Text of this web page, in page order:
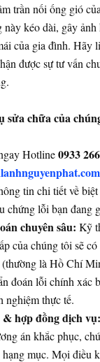
trần nối ống gió
kéo dài, gây
của gia đình. Hãy
được sự tư vấn
chữa của
Hotline0933
tin chi tiết về
chứng lỗi bạn đang
chuyên sâu: Kỹ
của chúng tôi sẽ
là Hồ Chí
đoán lỗi chính xác
nghiệm thực tế.
hợp đồng dịch vụ:
án khắc phục,
mục. Mọi điều